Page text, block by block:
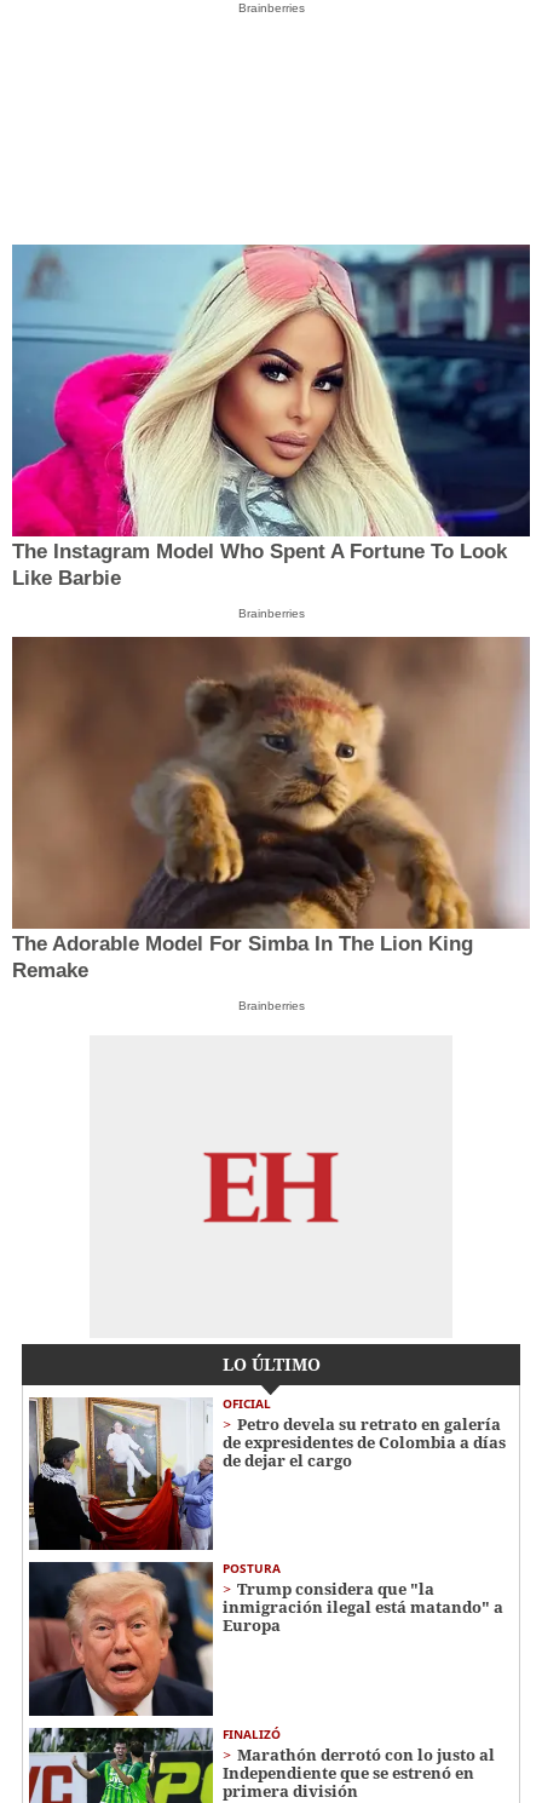
Brainberries
The Instagram Model Who Spent A Fortune To Look
Like Barbie
Brainberries
The Adorable Model For Simba In The Lion King
Remake
Brainberries
LO ÚLTIMO
OFICIAL
Petro devela su retrato en galería
de expresidentes de Colombia a días
de dejar el cargo
POSTURA
Trump considera que "la
inmigración ilegal está matando" a
Europa
FINALIZÓ
Marathón derrotó con lo justo al
Independiente que se estrenó en
primera división